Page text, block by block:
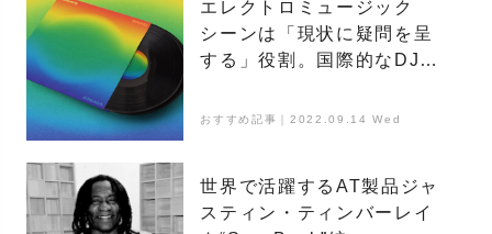
エレクトロミュージック
シーンは「現状に疑問を呈
する」役割。国際的なDJた
おすすめ記事｜2022.09.14 Wed
世界で活躍するAT製品ジャ
スティン・ティンバーレイ